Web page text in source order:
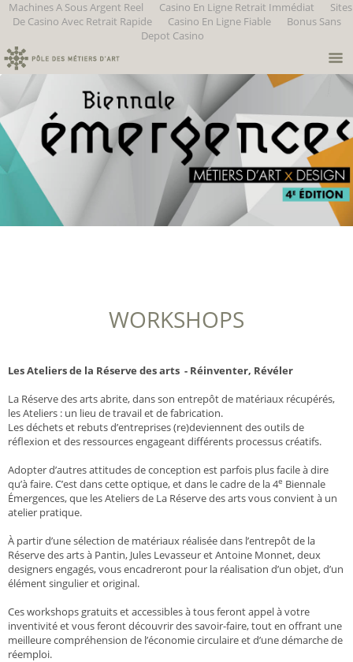
Machines A Sous Argent Reel Casino En Ligne Retrait Immédiat
Sites
De Casino Avec Retrait Rapide
Casino En Ligne Fiable
Bonus Sans
Depot Casino
WORKSHOPS
Les Ateliers de la Réserve des arts - Réinventer, Révéler
La Réserve des arts abrite, dans son entrepôt de matériaux récupérés,
les Ateliers : un lieu de travail et de fabrication.
Les déchets et rebuts d’entreprises (re)deviennent des outils de
réflexion et des ressources engageant différents processus créatifs.
Adopter d’autres attitudes de conception est parfois plus facile à dire
qu’à faire. C’est dans cette optique, et dans le cadre de la 4e Biennale
Émergences, que les Ateliers de La Réserve des arts vous convient à un
atelier pratique.
À partir d’une sélection de matériaux réalisée dans l’entrepôt de la
Réserve des arts à Pantin, Jules Levasseur et Antoine Monnet, deux
designers engagés, vous encadreront pour la réalisation d’un objet, d’un
élément singulier et original.
Ces workshops gratuits et accessibles à tous feront appel à votre
inventivité et vous feront découvrir des savoir-faire, tout en offrant une
meilleure compréhension de l’économie circulaire et d’une démarche de
réemploi.